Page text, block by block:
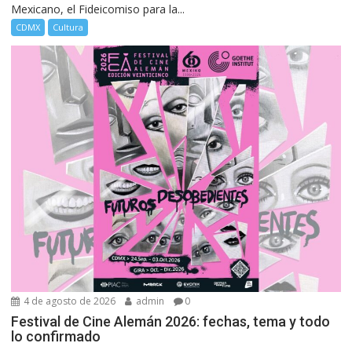
Mexicano, el Fideicomiso para la...
CDMX Cultura
4 de agosto de 2026 admin 0
Festival de Cine Alemán 2026: fechas, tema y todo
lo confirmado